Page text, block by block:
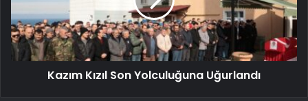
Kazım Kızıl Son Yolculuğuna Uğurlandı